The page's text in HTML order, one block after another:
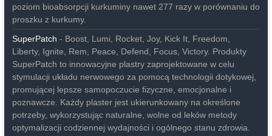
poziom bioabsorpcji kurkuminy nawet 277 razy w porównaniu do
proszku z kurkumy.
SuperPatch - Boost, Lumi, Rocket, Joy, Kick It, Freedom,
Liberty, Ignite, Rem, Peace, Defend, Focus, Victory. Produkty
SuperPatch to innowacyjne plastry zaprojektowane w celu
stymulacji układu nerwowego za pomocą technologii dotykowej,
promującej lepsze samopoczucie fizyczne, emocjonalne i
poznawcze. Każdy plaster jest ukierunkowany na określone
potrzeby, wykorzystując naturalne, wolne od leków metody
optymalizacji codziennej wydajności i ogólnego stanu zdrowia.